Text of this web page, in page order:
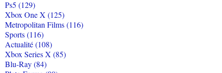
Ps5 (129)
Xbox One X (125)
Metropolitan Films (116)
Sports (116)
Actualité (108)
Xbox Series X (85)
Blu-Ray (84)